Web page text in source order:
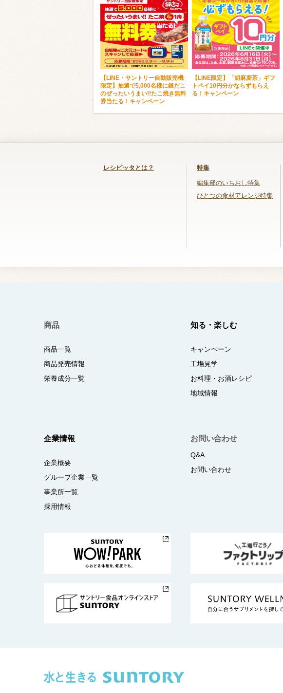
【LINE・サントリー自動販売機
限定】抽選で5,000名様に銀だこ
のぜったいうまい!!たこ焼き無料
券当たる！キャンペーン
【LINE限定】「胡麻麦茶」ギフ
トペイ10円分かならずもらえ
る！キャンペーン
レシピッタとは？ 特集
編集部のいちおし特集
ひとつの食材アレンジ特集
商品
商品一覧
商品発売情報
栄養成分一覧
知る・楽しむ
キャンペーン
工場見学
お料理・お酒レシピ
地域情報
企業情報
企業概要
グループ企業一覧
事業所一覧
採用情報
お問い合わせ
Q&A
お問い合わせ